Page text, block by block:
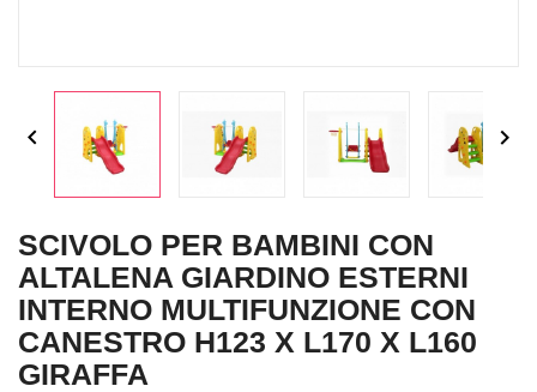
 
SCIVOLO PER BAMBINI CON
ALTALENA GIARDINO ESTERNI
INTERNO MULTIFUNZIONE CON
CANESTRO H123 X L170 X L160
GIRAFFA